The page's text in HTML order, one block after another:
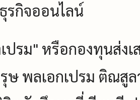
รกิจออนไลน์
ปรม" หรือกองทุนส่ง
ษ พลเอกเปรม ติณสู